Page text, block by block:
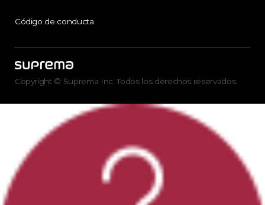
Código de conducta
Copyright © Suprema Inc. Todos los derechos reservados.